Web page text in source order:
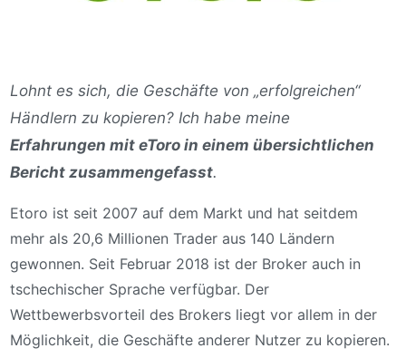
Lohnt es sich, die Geschäfte von „erfolgreichen“
Händlern zu kopieren? Ich habe meine
Erfahrungen mit eToro in einem übersichtlichen
Bericht zusammengefasst.
Etoro ist seit 2007 auf dem Markt und hat seitdem
mehr als 20,6 Millionen Trader aus 140 Ländern
gewonnen. Seit Februar 2018 ist der Broker auch in
tschechischer Sprache verfügbar. Der
Wettbewerbsvorteil des Brokers liegt vor allem in der
Möglichkeit, die Geschäfte anderer Nutzer zu kopieren.